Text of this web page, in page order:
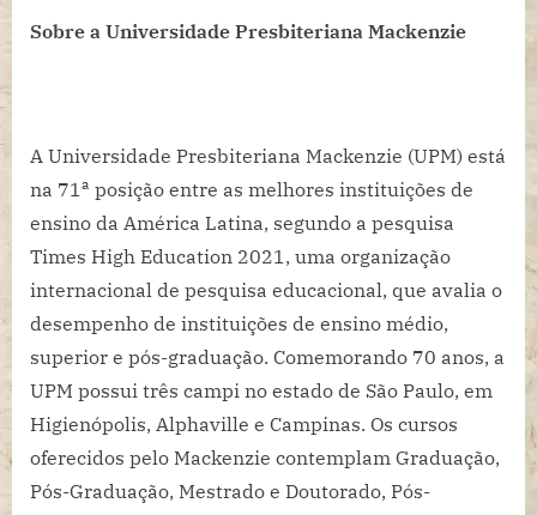
Sobre a Universidade Presbiteriana Mackenzie
A Universidade Presbiteriana Mackenzie (UPM) está
na 71a posição entre as melhores instituições de
ensino da América Latina, segundo a pesquisa
Times High Education 2021, uma organização
internacional de pesquisa educacional, que avalia o
desempenho de instituições de ensino médio,
superior e pós-graduação. Comemorando 70 anos, a
UPM possui três campi no estado de São Paulo, em
Higienópolis, Alphaville e Campinas. Os cursos
oferecidos pelo Mackenzie contemplam Graduação,
Pós-Graduação, Mestrado e Doutorado, Pós-